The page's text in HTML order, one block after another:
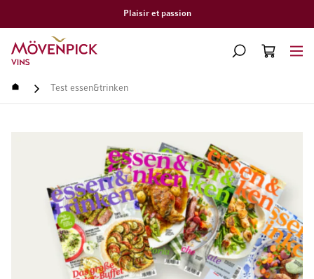
Livraison gratuite à partir de CHF 300.–
Aller à la page d'accueil
CHERCHERPANIER
Accueil Test essen&trinken